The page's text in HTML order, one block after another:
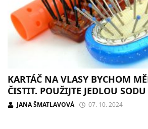
KARTÁČ NA VLASY BYCHOM
ČISTIT. POUŽIJTE JEDLOU SODU
JANA ŠMATLAVOVÁ 07. 10. 2024